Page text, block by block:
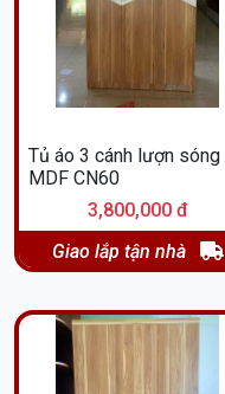
Tủ áo 3 cánh lượn sóng
MDF CN60
3,800,000 đ
Giao lắp tận nhà